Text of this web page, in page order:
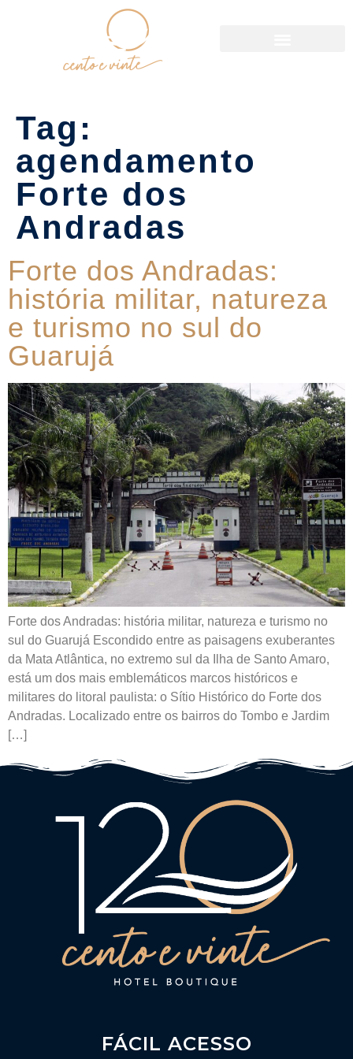
Tag:
agendamento
Forte dos
Andradas
Forte dos Andradas:
história militar, natureza
e turismo no sul do
Guarujá
Forte dos Andradas: história militar, natureza e turismo no
sul do Guarujá Escondido entre as paisagens exuberantes
da Mata Atlântica, no extremo sul da Ilha de Santo Amaro,
está um dos mais emblemáticos marcos históricos e
militares do litoral paulista: o Sítio Histórico do Forte dos
Andradas. Localizado entre os bairros do Tombo e Jardim
[…]
FÁCIL ACESSO